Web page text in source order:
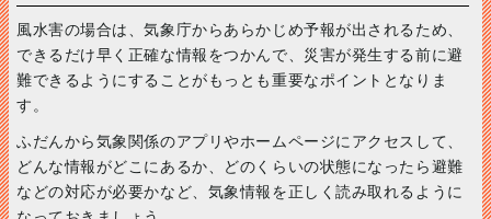
風水害の場合は、気象庁からあらかじめ予報が出されるため、
できるだけ早く正確な情報をつかんで、災害が発生する前に避
難できるようにすることがもっとも重要なポイントとなりま
す。
ふだんから気象関係のアプリやホームページにアクセスして、
どんな情報がどこにあるか、どのくらいの状態になったら避難
などの対応が必要かなど、気象情報を正しく読み取れるように